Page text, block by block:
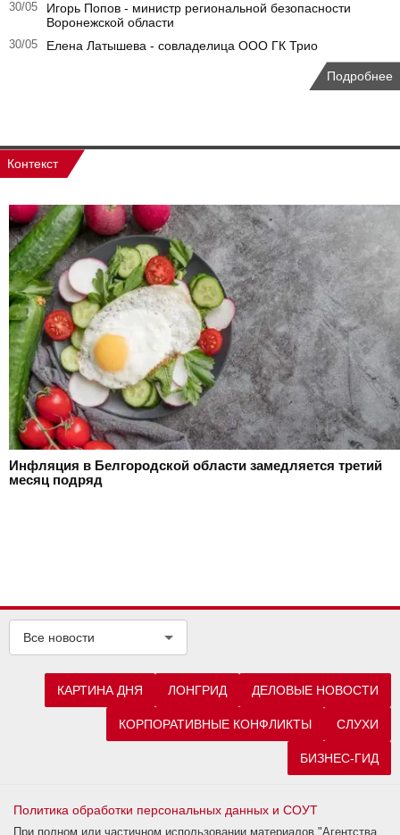
30/05
Игорь Попов - министр региональной безопасности
Воронежской области
30/05 Елена Латышева - совладелица ООО ГК Трио
Подробнее
Контекст
Инфляция в Белгородской области замедляется третий
месяц подряд
Все новости
КАРТИНА ДНЯ ЛОНГРИД ДЕЛОВЫЕ НОВОСТИ
КОРПОРАТИВНЫЕ КОНФЛИКТЫ СЛУХИ
БИЗНЕС-ГИД
Политика обработки персональных данных и СОУТ
При полном или частичном использовании материалов "Агентства